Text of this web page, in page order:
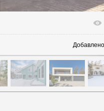
В
Добавлено